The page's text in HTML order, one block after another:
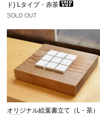
ド) Lタイプ・赤茶
SOLD OUT
オリジナル絵葉書立て（L・茶）